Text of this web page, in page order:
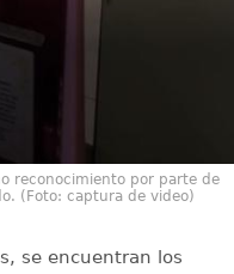
reconocimiento por parte de
(Foto: captura de video)
se encuentran los